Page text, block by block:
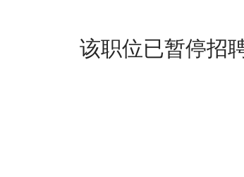
该职位已暂停招